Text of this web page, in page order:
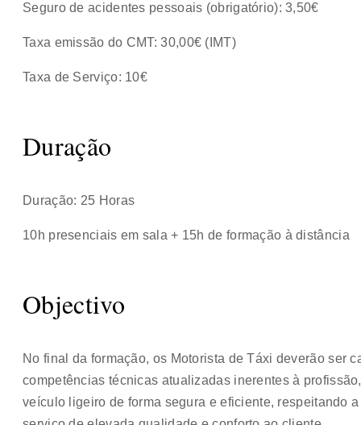
Seguro de acidentes pessoais (obrigatório): 3,50€
Taxa emissão do CMT: 30,00€ (IMT)
Taxa de Serviço: 10€
Duração
Duração: 25 Horas
10h presenciais em sala + 15h de formação à distância
Objectivo
No final da formação, os Motorista de Táxi deverão ser
competências técnicas atualizadas inerentes à
veículo ligeiro de forma segura e eficiente, respeitando